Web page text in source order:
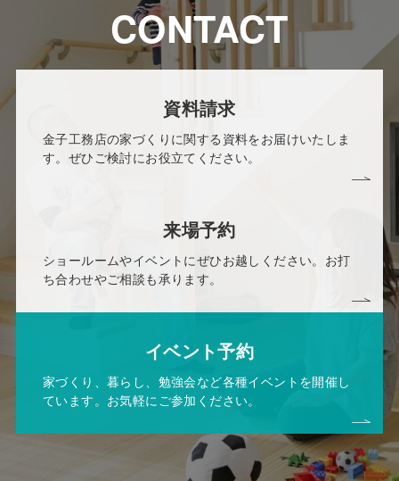
CONTACT
資料請求
金子工務店の家づくりに関する資料をお届けいたしま
す。ぜひご検討にお役立てください。
来場予約
ショールームやイベントにぜひお越しください。お打
ち合わせやご相談も承ります。
イベント予約
家づくり、暮らし、勉強会など各種イベントを開催し
ています。お気軽にご参加ください。